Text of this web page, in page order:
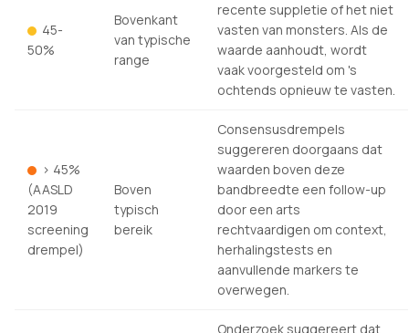
45-
50%
Bovenkant
van typische
range
recente suppletie of het niet
vasten van monsters. Als de
waarde aanhoudt, wordt
vaak voorgesteld om 's
ochtends opnieuw te vasten.
> 45%
(AASLD
2019
screening
drempel)
Boven
typisch
bereik
Consensusdrempels
suggereren doorgaans dat
waarden boven deze
bandbreedte een follow-up
door een arts
rechtvaardigen om context,
herhalingstests en
aanvullende markers te
overwegen.
Onderzoek suggereert dat